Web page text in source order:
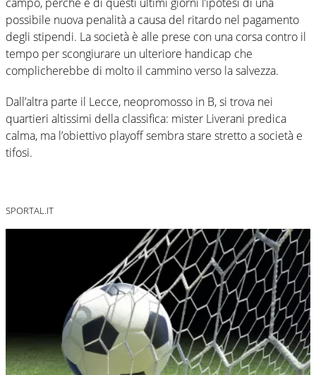
possibile nuova penalità a causa del ritardo nel pagamento
degli stipendi. La società è alle prese con una corsa contro il
tempo per scongiurare un ulteriore handicap che
complicherebbe di molto il cammino verso la salvezza.
Dall’altra parte il Lecce, neopromosso in B, si trova nei
quartieri altissimi della classifica: mister Liverani predica
calma, ma l’obiettivo playoff sembra stare stretto a società e
tifosi.
SPORTAL.IT